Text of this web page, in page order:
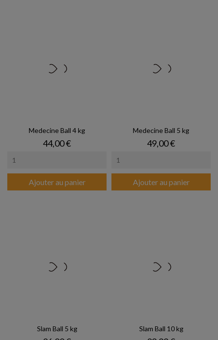
Medecine Ball 4 kg
Prix
44,00 €
Ajouter au panier
Medecine Ball 5 kg
Prix
49,00 €
Ajouter au panier
Slam Ball 5 kg Slam Ball 10 kg